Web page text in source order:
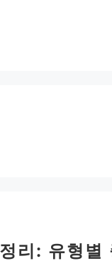
리: 유형별